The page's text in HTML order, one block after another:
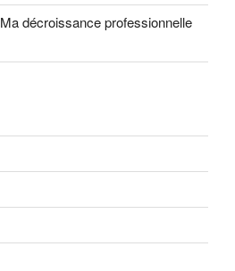
Ma décroissance professionnelle